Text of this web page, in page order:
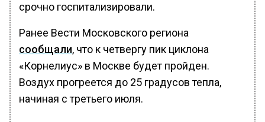
срочно госпитализировали.
Ранее Вести Московского региона
сообщали, что к четвергу пик циклона
«Корнелиус» в Москве будет пройден.
Воздух прогреется до 25 градусов тепла,
начиная с третьего июля.